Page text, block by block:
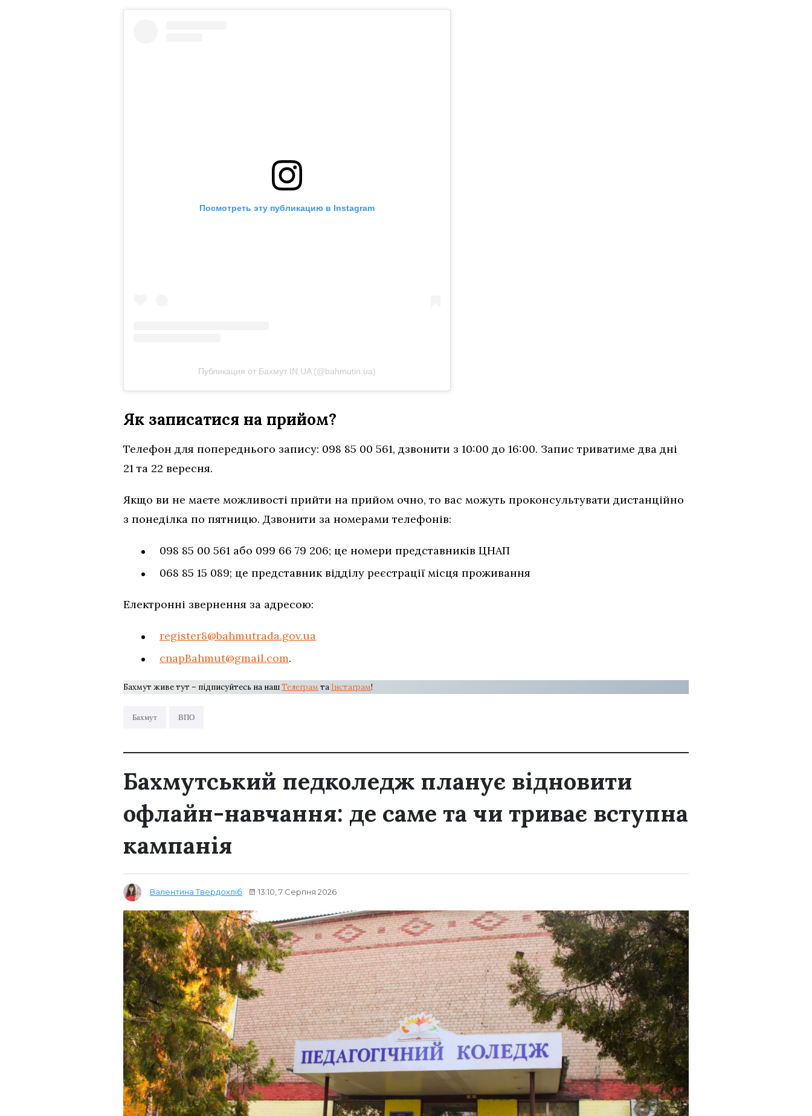
Посмотреть эту публикацию в Instagram
Публикация от Бахмут IN.UA (@bahmutin.ua)
Як записатися на прийом?
Телефон для попереднього запису: 098 85 00 561, дзвонити з 10:00 до 16:00. Запис триватиме два дні
21 та 22 вересня.
Якщо ви не маєте можливості прийти на прийом очно, то вас можуть проконсультувати дистанційно
з понеділка по пятницю. Дзвонити за номерами телефонів:
098 85 00 561 або 099 66 79 206; це номери представників ЦНАП
068 85 15 089; це представник відділу реєстрації місця проживання
Електронні звернення за адресою:
register8@bahmutrada.gov.ua
cnapBahmut@gmail.com.
Бахмут живе тут – підписуйтесь на нашТелеграм та Інстаграм!
Бахмут ВПО
Бахмутський педколедж планує відновити
офлайн-навчання: де саме та чи триває вступна
кампанія
Валентина Твердохліб 13:10, 7 Серпня 2026